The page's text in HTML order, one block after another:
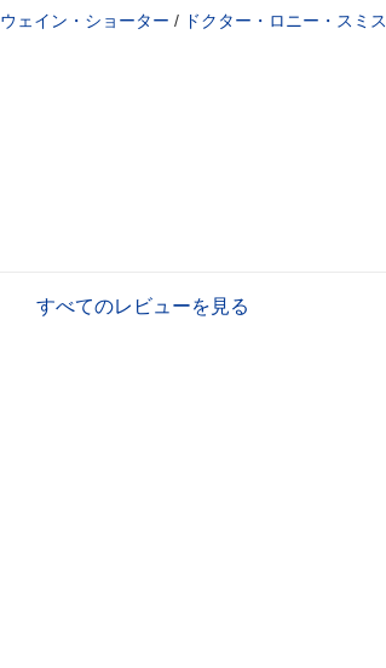
ウェイン・ショーター / ドクター・ロニー・スミス
すべてのレビューを見る